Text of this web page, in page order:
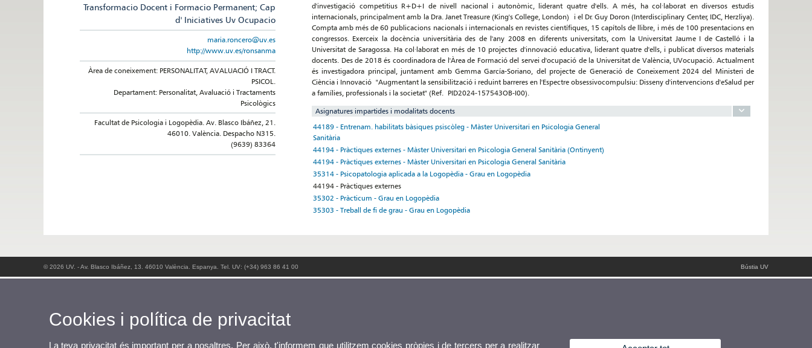
Transformacio Docent i Formacio Permanent; Cap
d' Iniciatives Uv Ocupacio
maria.roncero@uv.es
http://www.uv.es/ronsanma
Àrea de coneixement: PERSONALITAT, AVALUACIÓ I TRACT.
PSICOL.
Departament: Personalitat, Avaluació i Tractaments
Psicològics
Facultat de Psicologia i Logopèdia. Av. Blasco Ibáñez, 21.
46010. València. Despacho N315.
(9639) 83364
d'investigació competitius R+D+I de nivell nacional i autonòmic, liderant quatre d'ells. A més, ha col·laborat en diversos estudis
internacionals, principalment amb la Dra. Janet Treasure (King's College, London) i el Dr. Guy Doron (Interdisciplinary Center, IDC, Herzliya).
Compta amb més de 60 publicacions nacionals i internacionals en revistes científiques, 15 capítols de llibre, i més de 100 presentacions en
congressos. Exerceix la docència universitària des de l'any 2008 en diferents universitats, com la Universitat Jaume I de Castelló i la
Universitat de Saragossa. Ha col·laborat en més de 10 projectes d'innovació educativa, liderant quatre d'ells, i publicat diversos materials
docents. Des de 2018 és coordinadora de l'Àrea de Formació del servei d'ocupació de la Universitat de València, UVocupació. Actualment
és investigadora principal, juntament amb Gemma García-Soriano, del projecte de Generació de Coneixement 2024 del Ministeri de
Ciència i Innovació "Augmentant la sensibilització i reduint barreres en l'Espectre obsessivocompulsiu: Disseny d'intervencions d'eSalud per
a famílies, professionals i la societat" (Ref. PID2024-157543OB-I00).
Asignatures impartides i modalitats docents
44189 - Entrenam. habilitats bàsiques psiscòleg - Màster Universitari en Psicologia General
Sanitària
44194 - Pràctiques externes - Màster Universitari en Psicologia General Sanitària (Ontinyent)
44194 - Pràctiques externes - Màster Universitari en Psicologia General Sanitària
35314 - Psicopatologia aplicada a la Logopèdia - Grau en Logopèdia
44194 - Pràctiques externes
35302 - Pràcticum - Grau en Logopèdia
35303 - Treball de fi de grau - Grau en Logopèdia
© 2026 UV. - Av. Blasco Ibáñez, 13. 46010 València. Espanya. Tel. UV: (+34) 963 86 41 00 Bústia UV
Cookies i política de privacitat
La teva privacitat és important per a nosaltres. Per això, t'informem que utilitzem cookies pròpies i de tercers per a realitzar